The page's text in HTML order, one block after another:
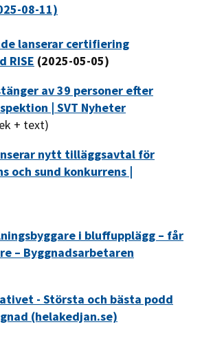
08-11)
lanserar certifiering
RISE (2025-05-05)
av 39 personer efter
| SVT Nyheter
+ text)
nytt tilläggsavtal för
och sund konkurrens |
i bluffupplägg – får
– Byggnadsarbetaren
- Största och bästa podd
(helakedjan.se)